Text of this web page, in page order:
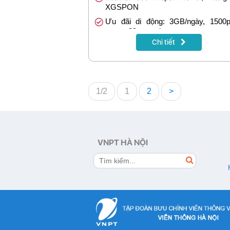
XGSPON
Ưu đãi di động: 3GB/ngày,
mạng, 89p ngoại mạng
Tặng 1 tháng khi đóng cước
Chi tiết
1/2 1 2 >
VNPT HÀ NỘI